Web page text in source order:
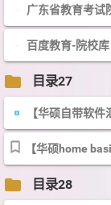
广东省教育考试
百度教育-院校库
folder 目录27
folder 目录28